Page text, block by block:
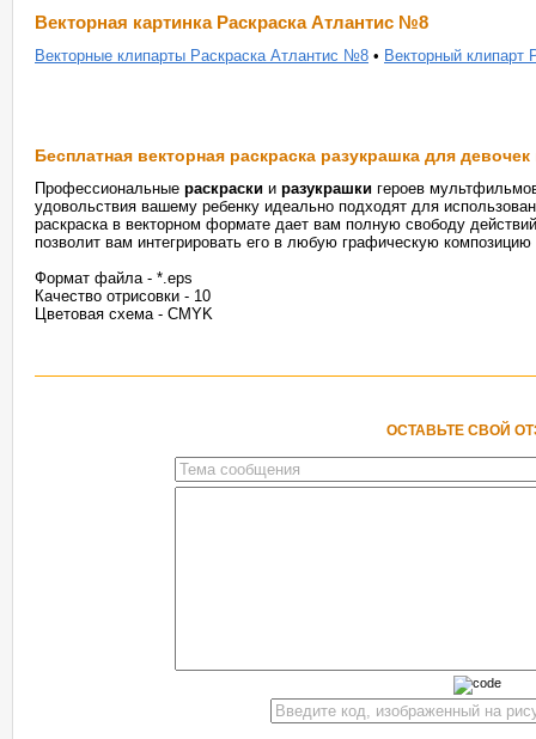
Векторная картинка Раскраска Атлантис №8
Векторные клипарты Раскраска Атлантис №8 • Векторный клипарт
Бесплатная векторная раскраска разукрашка для
Профессиональные раскраски и разукрашки героев
удовольствия вашему ребенку идеально подходят для
раскраска в векторном формате дает вам полную свободу
позволит вам интегрировать его в любую графическую
Формат файла - *.eps
Качество отрисовки - 10
Цветовая схема - CMYK
ОСТАВЬТЕ СВОЙ